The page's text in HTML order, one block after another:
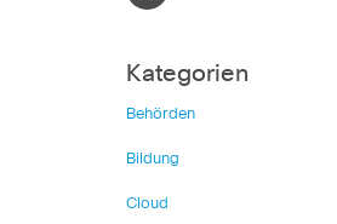
Kategorien
Behörden
Bildung
Cloud